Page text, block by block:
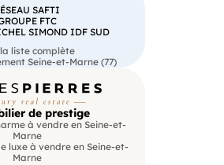
SAFTI
FTC
SIMOND IDF SUD
liste complète
Seine-et-Marne (77)
de prestige
à vendre en Seine-et-
Marne
luxe à vendre en Seine-et-
Marne